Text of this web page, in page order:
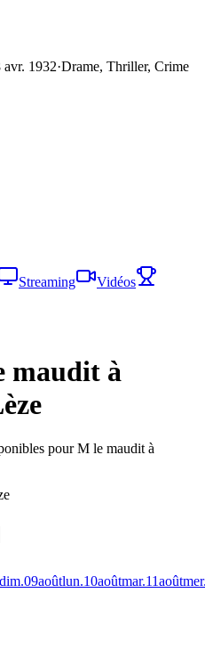
avr. 1932·Drame, Thriller, Crime
Streaming
Vidéos
maudit à
pour M le maudit à
dim.09aoûtlun.10aoûtmar.11août